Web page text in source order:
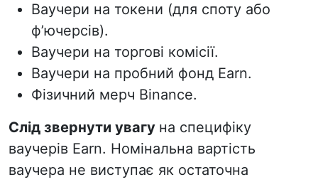
Ваучери на токени (для споту або
ф’ючерсів).
Ваучери на торгові комісії.
Ваучери на пробний фонд Earn.
Фізичний мерч Binance.
Слід звернути увагу на специфіку
ваучерів Earn. Номінальна вартість
ваучера не виступає як остаточна